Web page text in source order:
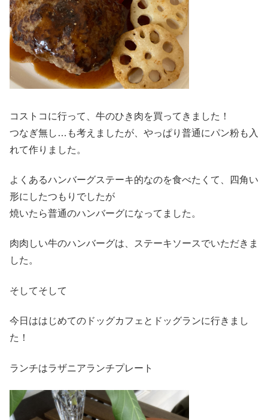
コストコに行って、牛のひき肉を買ってきました！
つなぎ無し…も考えましたが、やっぱり普通にパン粉も入
れて作りました。
よくあるハンバーグステーキ的なのを食べたくて、四角い
形にしたつもりでしたが
焼いたら普通のハンバーグになってました。
肉肉しい牛のハンバーグは、ステーキソースでいただきま
した。
そしてそして
今日ははじめてのドッグカフェとドッグランに行きまし
た！
ランチはラザニアランチプレート